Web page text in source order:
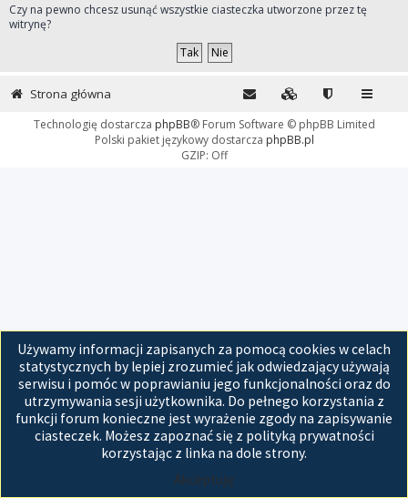
Czy na pewno chcesz usunąć wszystkie ciasteczka utworzone przez tę
witrynę?
Używamy informacji zapisanych za pomocą cookies w celach
statystycznych by lepiej zrozumieć jak odwiedzający używają
serwisu i pomóc w poprawianiu jego funkcjonalności oraz do
utrzymywania sesji użytkownika. Do pełnego korzystania z
funkcji forum konieczne jest wyrażenie zgody na zapisywanie
ciasteczek. Możesz zapoznać się z polityką prywatności
korzystając z linka na dole strony.
Akceptuję
Strona główna
Technologię dostarcza phpBB® Forum Software © phpBB Limited
Polski pakiet językowy dostarcza phpBB.pl
GZIP: Off